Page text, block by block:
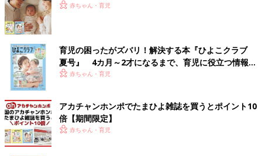
赤ちゃん・育児
育児の困ったがズバリ！解決する本『ひよこクラブ
夏号』 4カ月～2才になるまで、育児に役立つ情報が
いっぱい！
赤ちゃん・育児
アカチャンホンポでたまひよ雑誌を買うとポイント10
倍【期間限定】
赤ちゃん・育児